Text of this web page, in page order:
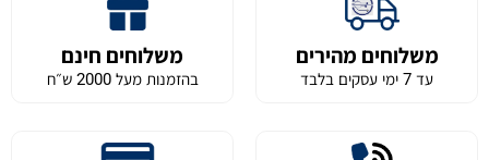
משלוחים מהירים
עד 7 ימי עסקים בלבד
משלוחים חינם
בהזמנות מעל 2000 ש״ח